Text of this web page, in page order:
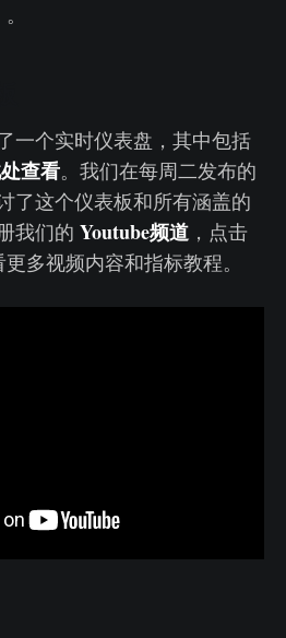
一个实时仪表盘，其中包括
查看。我们在每周二发布的
了这个仪表板和所有涵盖的
我们的 Youtube频道 ，点击
更多视频内容和指标教程。